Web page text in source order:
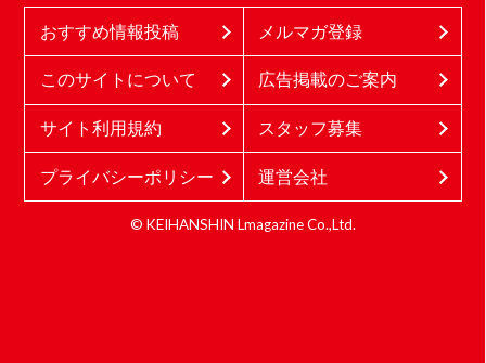
おすすめ情報投稿 メルマガ登録
このサイトについて 広告掲載のご案内
サイト利用規約 スタッフ募集
プライバシーポリシー 運営会社
© KEIHANSHIN Lmagazine Co.,Ltd.